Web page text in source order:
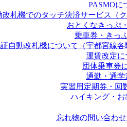
PASMOに
札機でのタッチ決済サービス（
おとくなきっぷ
乗車券・きっ
自動改札機について（宇都宮線
運賃改定に
団体乗車券
通勤・通学
実習用定期券・回
ハイキング・お
忘れ物の問い合わ